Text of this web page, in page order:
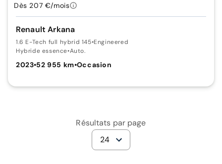
Renault Arkana
1.6 E-Tech full hybrid 145•Engineered
Hybride essence•Auto.
2023•52 955 km•Occasion
Dès 207 €/mois
Résultats par page
24